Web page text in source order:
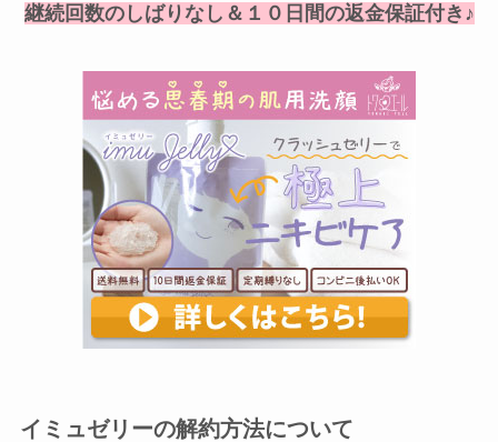
継続回数のしばりなし＆１０日間の返金保証付き♪
イミュゼリーの解約方法について